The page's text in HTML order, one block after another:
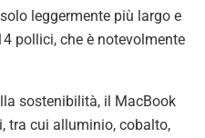
leggermente più largo e
pollici, che è notevolmente
sostenibilità, il MacBook
tra cui alluminio, cobalto,